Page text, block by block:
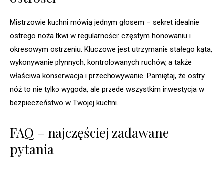
Mistrzowie kuchni mówią jednym głosem – sekret idealnie
ostrego noża tkwi w regularności: częstym honowaniu i
okresowym ostrzeniu. Kluczowe jest utrzymanie stałego kąta,
wykonywanie płynnych, kontrolowanych ruchów, a także
właściwa konserwacja i przechowywanie. Pamiętaj, że ostry
nóż to nie tylko wygoda, ale przede wszystkim inwestycja w
bezpieczeństwo w Twojej kuchni.
FAQ – najczęściej zadawane
pytania